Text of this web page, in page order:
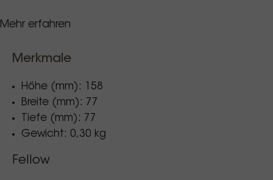
Hält Getränke
Getränke 12 Stunden heiß oder 24 Stunden
Reiner Geschmack mit Keramikbeschichtung
Keine Gerüche, Ölrückstände oder metallischer
Nachgeschmack – nur purer Kaffeegenuss.
Angenehm Dünner Trinkrand
Cabernet-Glas, für ein sanftes Trinkerlebnis.
Mehr erfahren
Merkmale
Höhe (mm): 158
Breite (mm): 77
Tiefe (mm): 77
Gewicht: 0,30 kg
Fellow